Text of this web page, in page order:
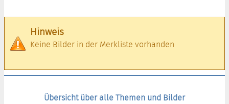
Hinweis
Keine Bilder in der Merkliste vorhanden
Übersicht über alle Themen und Bilder